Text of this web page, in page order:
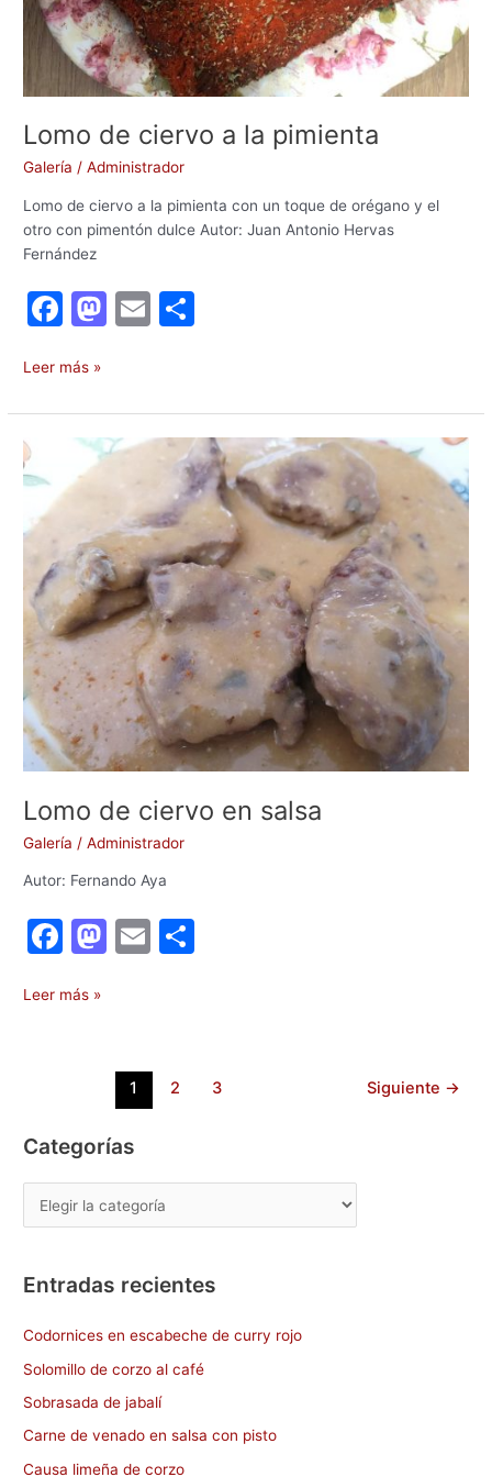
Lomo de ciervo a la pimienta
Galería /Administrador
Lomo de ciervo a la pimienta con un toque de orégano y el
otro con pimentón dulce Autor: Juan Antonio Hervas
Fernández
F
c
e
b
o
k
M
o
d
n
E
l
p
ar
tir
Leer más »
Lomo de ciervo en salsa
Galería /Administrador
Autor: Fernando Aya
F
c
o
k
M
d
o
n
E
ar
Lomo
de
ciervo
en
salsa
Leer más »
1 2 3 Siguiente →
Categorías
Entradas recientes
Codornices en escabeche de curry rojo
Solomillo de corzo al café
Sobrasada de jabalí
Carne de venado en salsa con pisto
Causa limeña de corzo